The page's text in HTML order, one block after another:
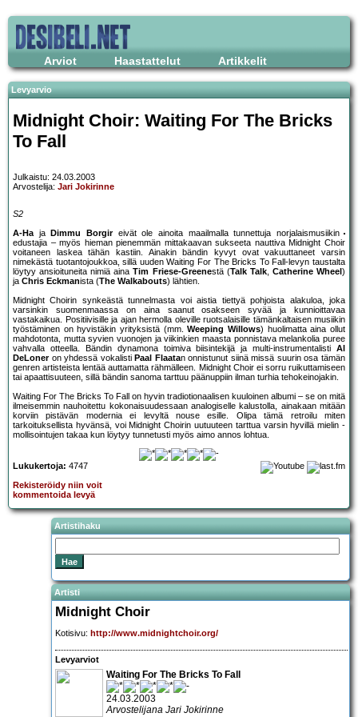
Arviot Haastattelut Artikkelit
Levyarvio
Midnight Choir: Waiting For The Bricks
To Fall
Julkaistu: 24.03.2003
Arvostelija: Jari Jokirinne
S2
A-Haja Dimmu Borgireivät ole ainoita maailmalla tunnettuja norjalaismusiikin
edustajia – myös hieman pienemmän mittakaavan sukseeta nauttiva Midnight Choir
voitaneen laskea tähän kastiin. Ainakin bändin kyvyt ovat vakuuttaneet varsin
nimekästä tuotantojoukkoa, sillä uuden Waiting For The Bricks To Fall-levyn taustalta
löytyy ansioituneita nimiä ainaTim Friese-Greenestä (Talk Talk, Catherine Wheel)
ja Chris Eckmanista (The Walkabouts) lähtien.
Midnight Choirin synkeästä tunnelmasta voi aistia tiettyä pohjoista alakuloa, joka
varsinkin suomenmaassa on aina saanut osakseen syvää ja kunnioittavaa
vastakaikua. Positiivisille ja ajan hermolla oleville ruotsalaisille tämänkaltaisen musiikin
työstäminen on hyvistäkin yrityksistä (mm.Weeping Willows) huolimatta aina ollut
mahdotonta, mutta syvien vuonojen ja viikinkien maasta ponnistava melankolia puree
vahvalla otteella. Bändin dynamona toimiva biisintekijä ja multi-instrumentalisti Al
DeLoneron yhdessä vokalisti Paal Flaatan onnistunut siinä missä suurin osa tämän
genren artisteista lentää auttamatta rähmälleen. Midnight Choir ei sorru ruikuttamiseen
tai apaattisuuteen, sillä bändin sanoma tarttuu päänuppiin ilman turhia tehokeinojakin.
Waiting For The Bricks To Fall on hyvin tradiotionaalisen kuuloinen albumi – se on mitä
ilmeisemmin nauhoitettu kokonaisuudessaan analogiselle kalustolla, ainakaan mitään
korviin pistävän modernia ei levyltä nouse esille. Olipa tämä retroilu miten
tarkoituksellista hyvänsä, voi Midnight Choirin uutuuteen tarttua varsin hyvillä mielin -
mollisointujen takaa kun löytyy tunnetusti myös aimo annos lohtua.
Lukukertoja: 4747
Rekisteröidy niin voit
kommentoida levyä
Artistihaku
Artisti
Midnight Choir
Kotisivu: http://www.midnightchoir.org/
Levyarviot
Waiting For The Bricks To Fall
24.03.2003
Arvostelijana Jari Jokirinne